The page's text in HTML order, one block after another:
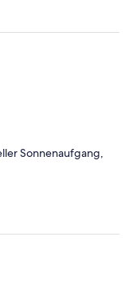
Sonnenaufgang,